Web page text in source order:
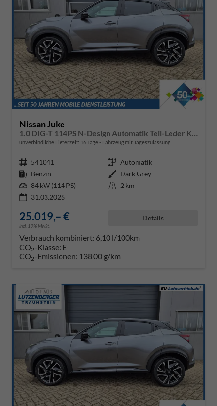
Nissan Juke
unverbindliche Lieferzeit: 16 Tage Fahrzeug mit Tageszulassung
Fahrzeugnr. 541041 Getriebe Automatik
Kraftstoff Benzin Außenfarbe Dark Grey
Leistung 84 kW (114 PS) Kilometerstand 2 km
31.03.2026
25.019,– €
incl. 19% MwSt.
Details
Verbrauch kombiniert: 6,10 l/100km
CO2-Klasse: E
CO2-Emissionen: 138,00 g/km